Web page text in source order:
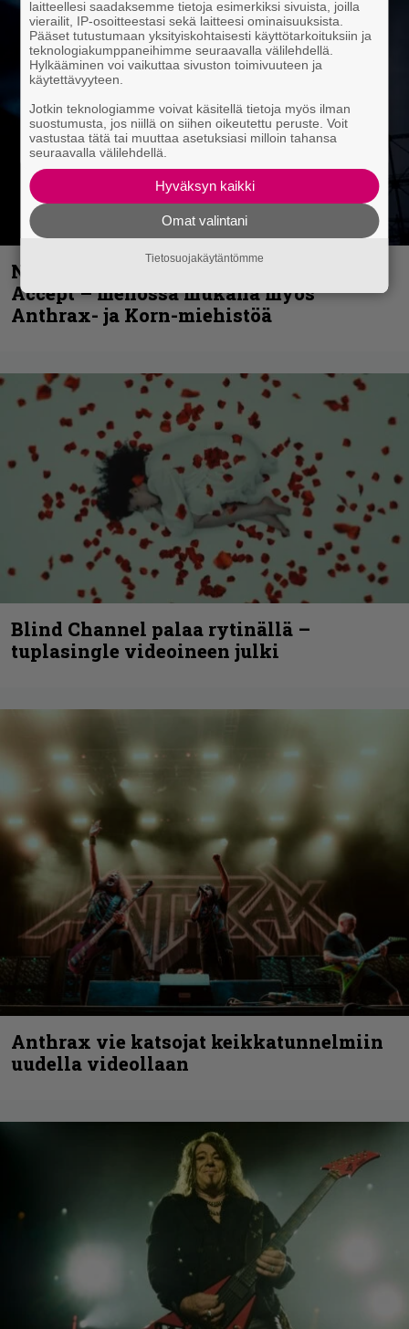
Näin lähtee Ghostin Tobias Forgelta
Accept – menossa mukana myös
Anthrax- ja Korn-miehistöä
Blind Channel palaa rytinällä –
tuplasingle videoineen julki
Anthrax vie katsojat keikkatunnelmiin
uudella videollaan
laitteellesi saadaksemme tietoja esimerkiksi sivuista, joilla
vierailit, IP-osoitteestasi sekä laitteesi ominaisuuksista.
Pääset tutustumaan yksityiskohtaisesti käyttötarkoituksiin ja
teknologiakumppaneihimme seuraavalla välilehdellä.
Hylkääminen voi vaikuttaa sivuston toimivuuteen ja
käytettävyyteen.
Jotkin teknologiamme voivat käsitellä tietoja myös ilman
suostumusta, jos niillä on siihen oikeutettu peruste. Voit
vastustaa tätä tai muuttaa asetuksiasi milloin tahansa
seuraavalla välilehdellä.
Hyväksyn kaikki
Omat valintani
Tietosuojakäytäntömme